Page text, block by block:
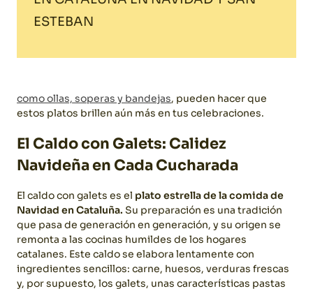
ESTEBAN
como ollas, soperas y bandejas, pueden hacer que
estos platos brillen aún más en tus celebraciones.
El Caldo con Galets: Calidez
Navideña en Cada Cucharada
El caldo con galets es el plato estrella de la comida de
Navidad en Cataluña. Su preparación es una tradición
que pasa de generación en generación, y su origen se
remonta a las cocinas humildes de los hogares
catalanes. Este caldo se elabora lentamente con
ingredientes sencillos: carne, huesos, verduras frescas
y, por supuesto, los galets, unas características pastas